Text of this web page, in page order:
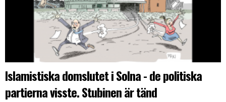
Islamistiska domslutet i Solna - de politiska
partierna visste. Stubinen är tänd